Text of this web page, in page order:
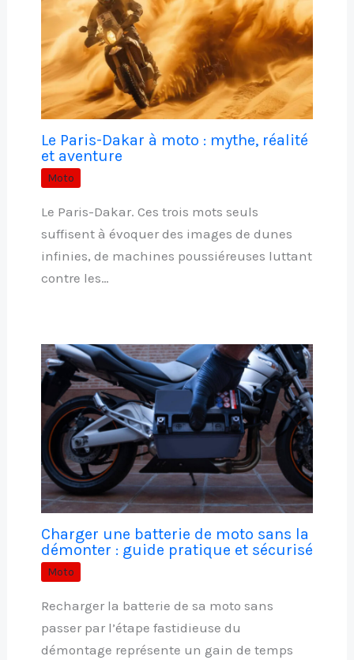
Le Paris-Dakar à moto : mythe, réalité
et aventure
Moto
Le Paris-Dakar. Ces trois mots seuls
suffisent à évoquer des images de dunes
infinies, de machines poussiéreuses luttant
contre les…
Charger une batterie de moto sans la
démonter : guide pratique et sécurisé
Moto
Recharger la batterie de sa moto sans
passer par l’étape fastidieuse du
démontage représente un gain de temps